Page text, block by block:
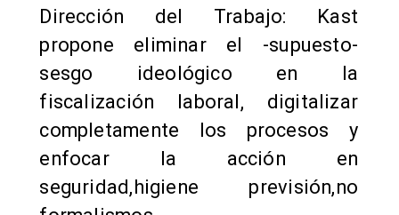
Dirección del Trabajo: Kast
propone eliminar el -supuesto-
sesgo ideológico en la
fiscalización laboral, digitalizar
completamente los procesos y
enfocar la acción en
seguridad,higiene previsión,no